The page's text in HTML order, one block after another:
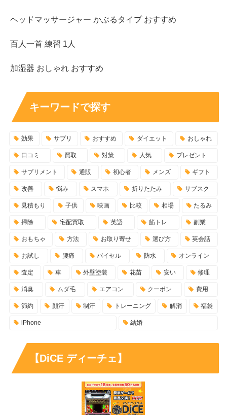
ヘッドマッサージャー かぶるタイプ おすすめ
百人一首 練習 1人
加湿器 おしゃれ おすすめ
キーワードで探す
効果 サプリ おすすめ ダイエット おしゃれ
口コミ 買取 対策 人気 プレゼント
サプリメント 通販 初心者 メンズ ギフト
改善 悩み スマホ 折りたたみ サブスク
見積もり 子供 映画 比較 相場 たるみ
掃除 宅配買取 英語 筋トレ 副業
おもちゃ 方法 お取り寄せ 選び方 英会話
お試し 腰痛 バイセル 防水 オンライン
査定 車 外壁塗装 花苗 安い 修理
消臭 ムダ毛 エアコン クーポン 費用
節約 顔汗 制汗 トレーニング 解消 福袋
iPhone 結婚
【DiCE ディーチェ】